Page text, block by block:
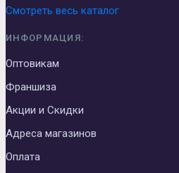
Смотреть весь каталог
ИНФОРМАЦИЯ:
Оптовикам
Франшиза
Акции и Скидки
Адреса магазинов
Оплата